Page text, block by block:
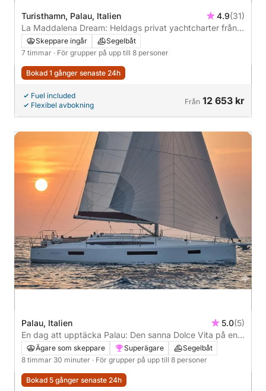
Turisthamn, Palau, Italien 4.9(31)
La Maddalena Dream: Heldags privat yachtcharter från
PalauSkeppare ingår
Segelbåt
7 timmar · För grupper på upp till 8 personer
Bokad 1 gånger senaste 24h
Fuel included
Flexibel avbokning
Från 12 653 kr
Palau, Italien 5.0(5)
En dag att upptäcka Palau: Den sanna Dolce Vita på en
segelbåt
Ägare som skeppare Superägare
Segelbåt
8 timmar 30 minuter · För grupper på upp till 8 personer
Bokad 5 gånger senaste 24h